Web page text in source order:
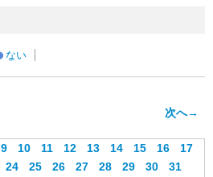
ない
次へ→
9 10 11 12 13 14 15 16
17
24 25 26 27 28 29 30
31